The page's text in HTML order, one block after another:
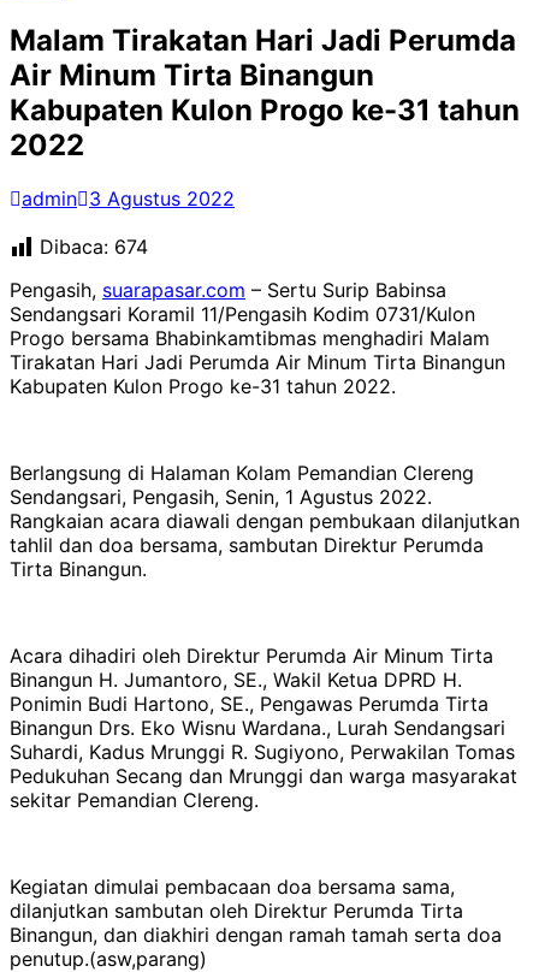
Malam Tirakatan Hari Jadi Perumda
Air Minum Tirta Binangun
Kabupaten Kulon Progo ke-31 tahun
2022
admin 3 Agustus 2022
Dibaca: 674
Pengasih, suarapasar.com – Sertu Surip Babinsa
Sendangsari Koramil 11/Pengasih Kodim 0731/Kulon
Progo bersama Bhabinkamtibmas menghadiri Malam
Tirakatan Hari Jadi Perumda Air Minum Tirta Binangun
Kabupaten Kulon Progo ke-31 tahun 2022.
Berlangsung di Halaman Kolam Pemandian Clereng
Sendangsari, Pengasih, Senin, 1 Agustus 2022.
Rangkaian acara diawali dengan pembukaan dilanjutkan
tahlil dan doa bersama, sambutan Direktur Perumda
Tirta Binangun.
Acara dihadiri oleh Direktur Perumda Air Minum Tirta
Binangun H. Jumantoro, SE., Wakil Ketua DPRD H.
Ponimin Budi Hartono, SE., Pengawas Perumda Tirta
Binangun Drs. Eko Wisnu Wardana., Lurah Sendangsari
Suhardi, Kadus Mrunggi R. Sugiyono, Perwakilan Tomas
Pedukuhan Secang dan Mrunggi dan warga masyarakat
sekitar Pemandian Clereng.
Kegiatan dimulai pembacaan doa bersama sama,
dilanjutkan sambutan oleh Direktur Perumda Tirta
Binangun, dan diakhiri dengan ramah tamah serta doa
penutup.(asw,parang)